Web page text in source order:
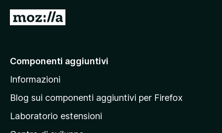
V
a
l
a
a
Componenti aggiuntivi
Informazioni
Blog sui componenti aggiuntivi per Firefox
Laboratorio estensioni